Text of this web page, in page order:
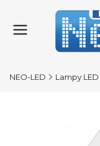
NEO-LED Lampy LED